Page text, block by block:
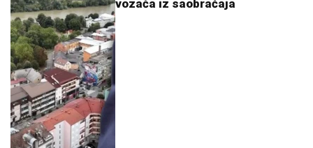
vozača iz saobraćaja